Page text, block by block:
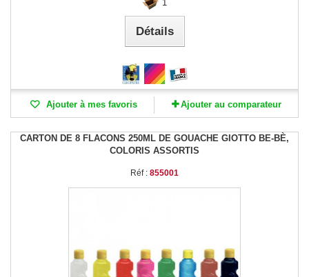
1
Détails
Ajouter à mes favoris Ajouter au comparateur
CARTON DE 8 FLACONS 250ML DE GOUACHE GIOTTO BE-BÈ,
COLORIS ASSORTIS
Réf : 855001